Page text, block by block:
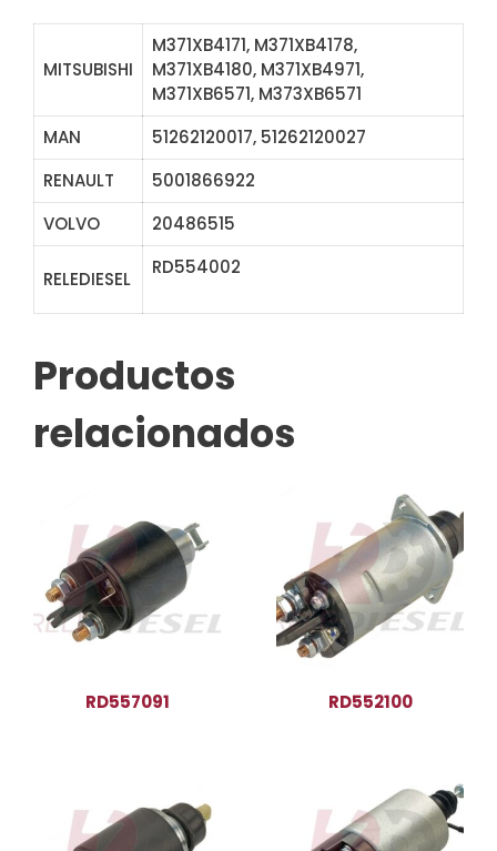
MITSUBISHI
M371XB4171, M371XB4178,
M371XB4180, M371XB4971,
M371XB6571, M373XB6571
MAN
51262120017, 51262120027
RENAULT
5001866922
VOLVO
20486515
RELEDIESEL
RD554002
Productos
relacionados
RD557091 RD552100